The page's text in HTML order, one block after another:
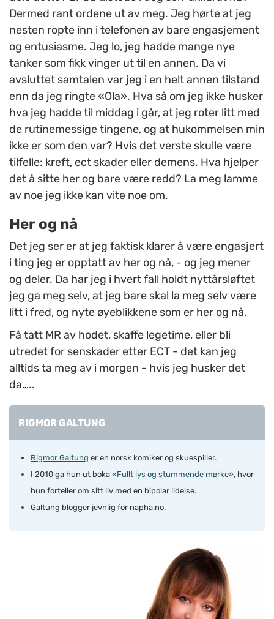
Dermed rant ordene ut av meg. Jeg hørte at jeg
nesten ropte inn i telefonen av bare engasjement
og entusiasme. Jeg lo, jeg hadde mange nye
tanker som fikk vinger ut til en annen. Da vi
avsluttet samtalen var jeg i en helt annen tilstand
enn da jeg ringte «Ola». Hva så om jeg ikke husker
hva jeg hadde til middag i går, at jeg roter litt med
de rutinemessige tingene, og at hukommelsen min
ikke er som den var? Hvis det verste skulle være
tilfelle: kreft, ect skader eller demens. Hva hjelper
det å sitte her og bare være redd? La meg lamme
av noe jeg ikke kan vite noe om.
Her og nå
Det jeg ser er at jeg faktisk klarer å være engasjert
i ting jeg er opptatt av her og nå, - og jeg mener
og deler. Da har jeg i hvert fall holdt nyttårsløftet
jeg ga meg selv, at jeg bare skal la meg selv være
litt i fred, og nyte øyeblikkene som er her og nå.
Få tatt MR av hodet, skaffe legetime, eller bli
utredet for senskader etter ECT - det kan jeg
alltids ta meg av i morgen - hvis jeg husker det
da…..
RIGMOR GALTUNG
Rigmor Galtung er en norsk komiker og skuespiller.
I 2010 ga hun ut boka «Fullt lys og stummende mørke», hvor
hun forteller om sitt liv med en bipolar lidelse.
Galtung blogger jevnlig for napha.no.